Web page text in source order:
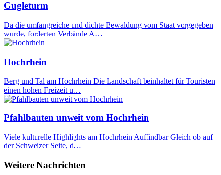
Gugleturm
Da die umfangreiche und dichte Bewaldung vom Staat vorgegeben
wurde, forderten Verbände A…
Hochrhein
Berg und Tal am Hochrhein Die Landschaft beinhaltet für Touristen
einen hohen Freizeit u…
Pfahlbauten unweit vom Hochrhein
Viele kulturelle Highlights am Hochrhein Auffindbar Gleich ob auf
der Schweizer Seite, d…
Weitere Nachrichten